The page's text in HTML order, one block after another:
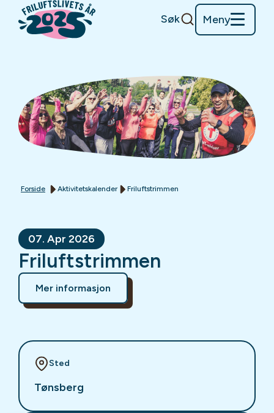
Søk Meny
Forside Aktivitetskalender Friluftstrimmen
07. Apr 2026
Friluftstrimmen
Mer informasjon
Sted
Tønsberg